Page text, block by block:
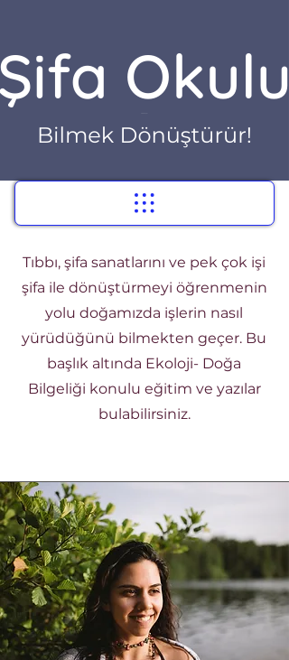
The Full Story
Tıbbı, şifa sanatlarını ve pek çok işi
şifa ile dönüştürmeyi öğrenmenin
yolu doğamızda işlerin nasıl
yürüdüğünü bilmekten geçer. Bu
başlık altında Ekoloji- Doğa
Bilgeliği konulu eğitim ve yazılar
bulabilirsiniz.